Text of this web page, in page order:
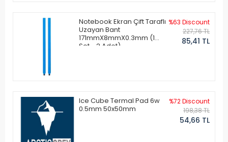
Notebook Ekran Çift Taraflı
Uzayan Bant
171mmX8mmX0.3mm (1
Set - 2 Adet)
%63 Discount
227,76 TL
85,41 TL
Ice Cube Termal Pad 6w
0.5mm 50x50mm
%72 Discount
198,38 TL
54,66 TL